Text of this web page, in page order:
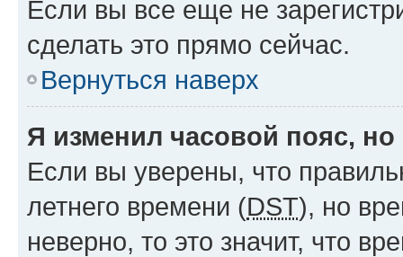
Если вы все еще не
сделать это прямо сейчас.
Вернуться наверх
Я изменил часовой пояс,
Если вы уверены, что
летнего времени (DST), но
неверно, то это значит, что